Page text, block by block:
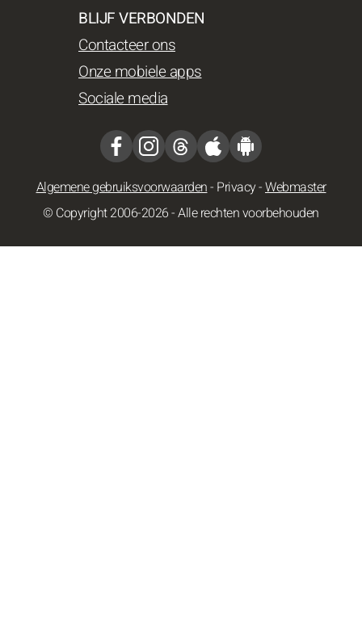
BLIJF VERBONDEN
Contacteer ons
Onze mobiele apps
Sociale media
Algemene gebruiksvoorwaarden- Privacy-Webmaster
© Copyright 2006-2026 - Alle rechten voorbehouden